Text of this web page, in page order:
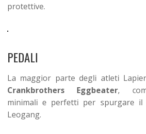
protettive.
PEDALI
La maggior parte degli atleti
Crankbrothers Eggbeater,
minimali e perfetti per spurgare il
Leogang.